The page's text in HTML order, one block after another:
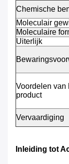
Chemische
Moleculair
Moleculaire
Uiterlijk
Voordelen van
product
Vervaardiging
Inleiding tot